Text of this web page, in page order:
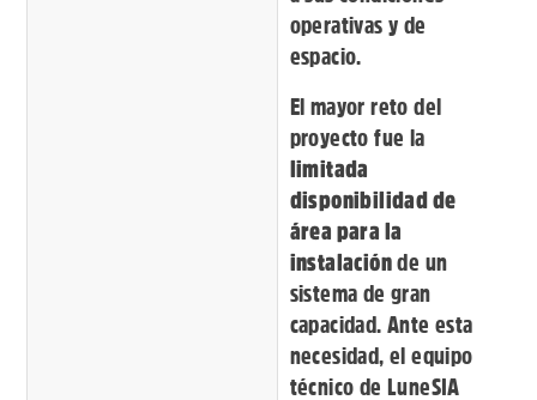
operativas y de
espacio.
El mayor reto del
proyecto fue la
limitada
disponibilidad de
área para la
instalación de un
sistema de gran
capacidad. Ante esta
necesidad, el equipo
técnico de LuneSIA